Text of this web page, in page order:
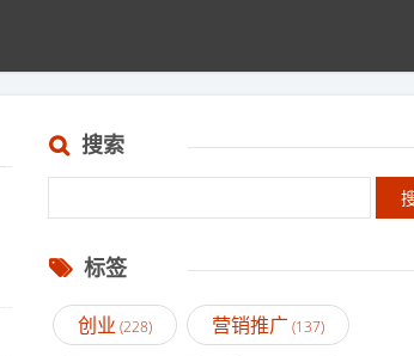
搜索
标签
创业 (228) 营销推广 (137)